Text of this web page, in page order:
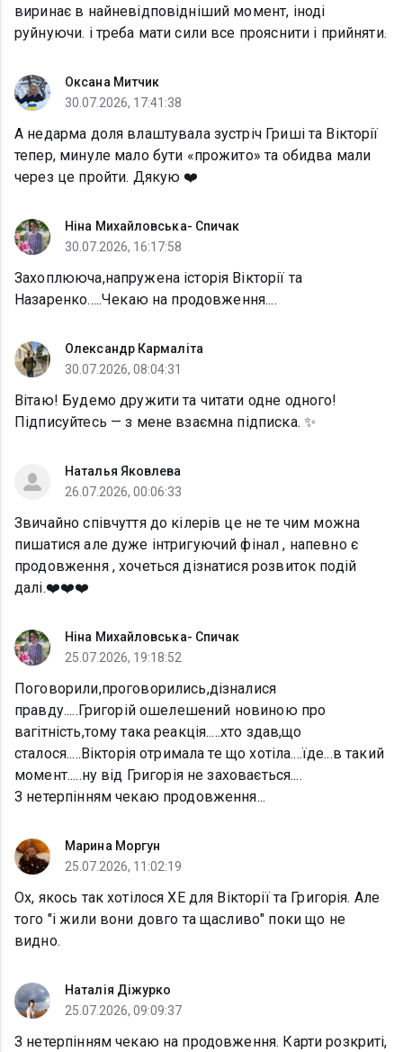
виринає в найневідповідніший момент, іноді
руйнуючи. і треба мати сили все прояснити і прийняти.
Оксана Митчик
30.07.2026, 17:41:38
А недарма доля влаштувала зустріч Гриші та Вікторії
тепер, минуле мало бути «прожито» та обидва мали
через це пройти. Дякую ❤️
Ніна Михайловська- Спичак
30.07.2026, 16:17:58
Захоплююча,напружена історія Вікторії та
Назаренко.....Чекаю на продовження....
Олександр Кармаліта
30.07.2026, 08:04:31
Вітаю! Будемо дружити та читати одне одного!
Підписуйтесь — з мене взаємна підписка. ✨
Наталья Яковлева
26.07.2026, 00:06:33
Звичайно співчуття до кілерів це не те чим можна
пишатися але дуже інтригуючий фінал , напевно є
продовження , хочеться дізнатися розвиток подій
далі.❤️❤️❤️
Ніна Михайловська- Спичак
25.07.2026, 19:18:52
Поговорили,проговорились,дізналися
правду.....Григорій ошелешений новиною про
вагітність,тому така реакція.....хто здав,що
сталося.....Вікторія отримала те що хотіла....їде...в такий
момент.....ну від Григорія не заховається....
З нетерпінням чекаю продовження...
Марина Моргун
25.07.2026, 11:02:19
Ох, якось так хотілося ХЕ для Вікторії та Григорія. Але
того "і жили вони довго та щасливо" поки що не
видно.
Наталія Діжурко
25.07.2026, 09:09:37
З нетерпінням чекаю на продовження. Карти розкриті,